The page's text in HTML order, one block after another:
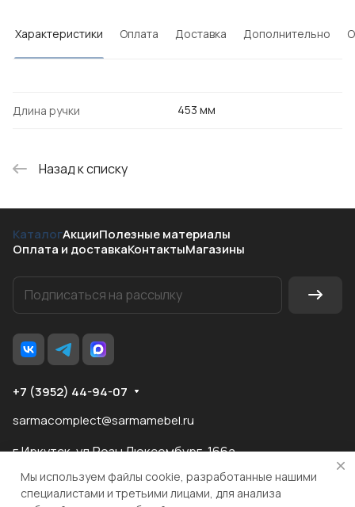
Характеристики Оплата Доставка Дополнительно
Длина ручки 453 мм
Назад к списку
КаталогАкцииПолезные материалы
Оплата и доставкаКонтактыМагазины
+7 (3952) 44-94-07
sarmacomplect@sarmamebel.ru
г.Иркутск, ул.Розы Люксембург, 166а
Мы используем файлы cookie, разработанные нашими
специалистами и третьими лицами, для анализа